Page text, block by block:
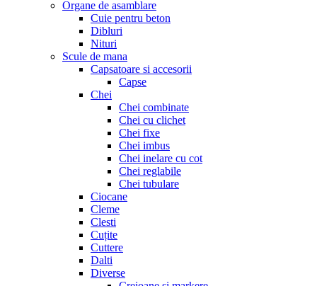
Organe de asamblare
Cuie pentru beton
Dibluri
Nituri
Scule de mana
Capsatoare si accesorii
Capse
Chei
Chei combinate
Chei cu clichet
Chei fixe
Chei imbus
Chei inelare cu cot
Chei reglabile
Chei tubulare
Ciocane
Cleme
Clesti
Cuțite
Cuttere
Dalti
Diverse